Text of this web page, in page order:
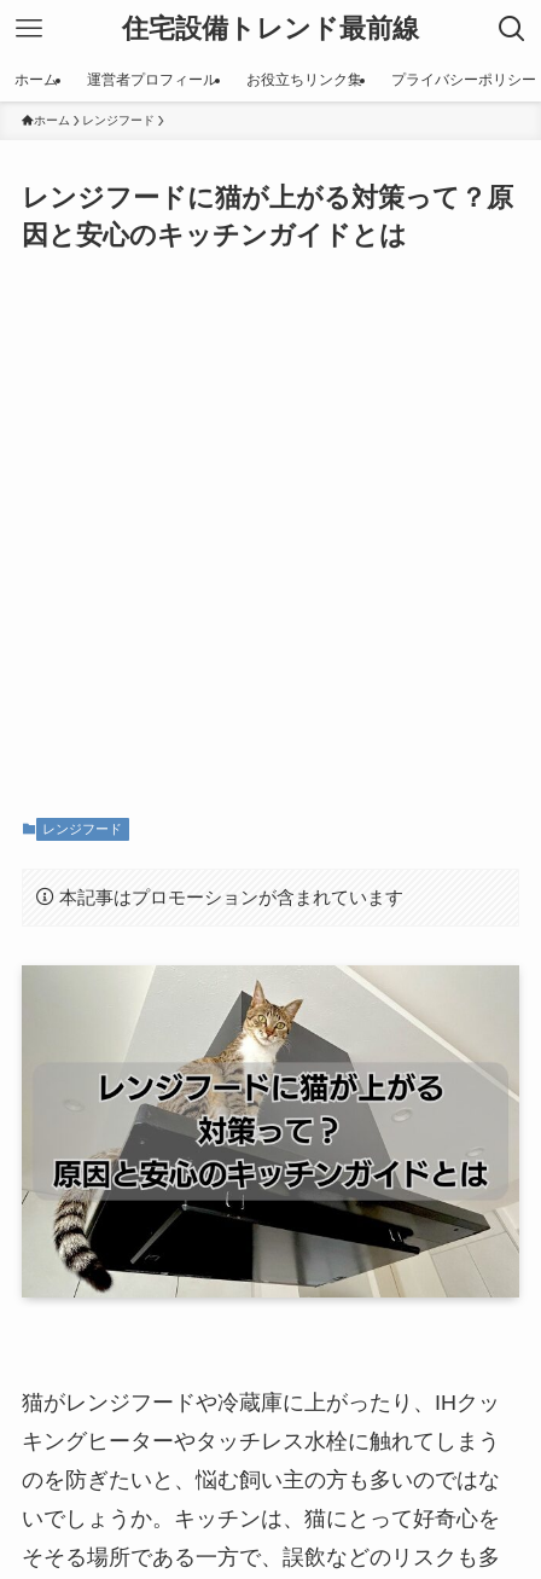
住宅設備トレンド最前線
ホーム 運営者プロフィール お役立ちリンク集 プライバシーポリシー
ホーム レンジフード
レンジフードに猫が上がる対策って？原
因と安心のキッチンガイドとは
レンジフード
本記事はプロモーションが含まれています
猫がレンジフードや冷蔵庫に上がったり、IHクッ
キングヒーターやタッチレス水栓に触れてしまう
のを防ぎたいと、悩む飼い主の方も多いのではな
いでしょうか。キッチンは、猫にとって好奇心を
そそる場所である一方で、誤飲などのリスクも多